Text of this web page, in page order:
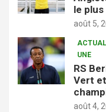
le
août 5,
UNE
RS
Vert
août 4,